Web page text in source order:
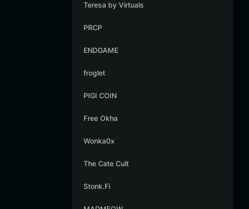
Teresa by Virtuals
PRCP
ENDGAME
froglet
PIGI COIN
Free Okha
Wonka0x
The Cate Cult
Stonk.Fi